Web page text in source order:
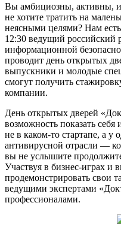
Вы амбициозны, активны,
не хотите тратить на
неясными целями? Нам
12:30 ведущий российский
информационной
проводит день открытых
выпускники и молодые
смогут получить
компании.
День открытых дверей
возможность показать
не в каком-то стартапе, а у
антивирусной отрасли —
вы не услышите
Участвуя в бизнес-играх и
продемонстрировать свои
ведущими экспертами
профессионалами.